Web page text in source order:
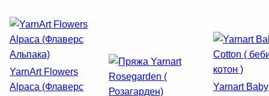
YarnArt Flowers
Alpaca (Флаверс
Yarnart Baby